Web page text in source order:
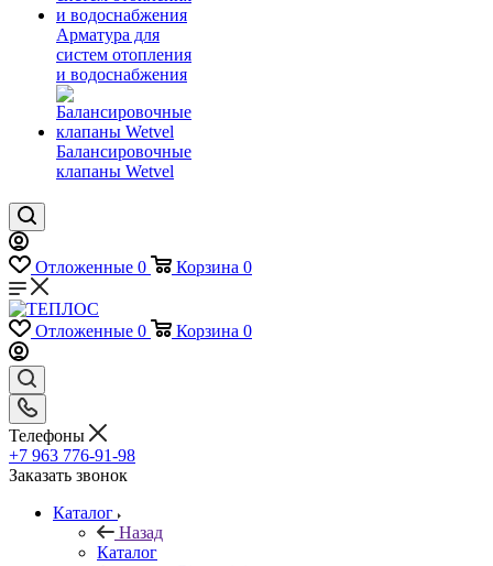
Арматура для
систем отопления
и водоснабжения
Балансировочные
клапаны Wetvel
Отложенные 0 Корзина 0
Отложенные 0 Корзина 0
Телефоны
+7 963 776-91-98
Заказать звонок
Каталог
Назад
Каталог